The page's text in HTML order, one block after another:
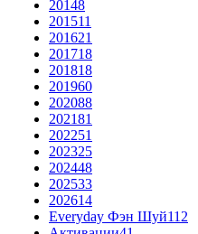
20148
201511
201621
201718
201818
201960
202088
202181
202251
202325
202448
202533
202614
Everyday Фэн Шуй112